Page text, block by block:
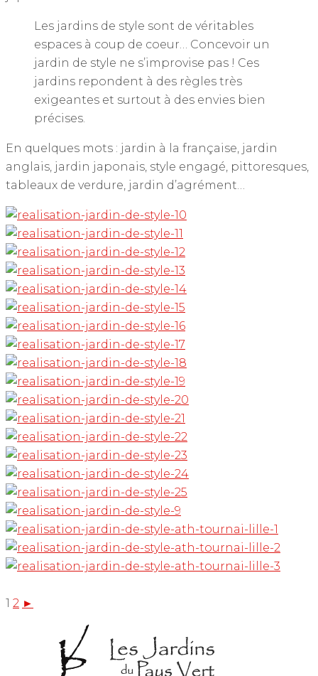
Les jardins de style sont de véritables
espaces à coup de coeur… Concevoir un
jardin de style ne s’improvise pas ! Ces
jardins repondent à des règles très
exigeantes et surtout à des envies bien
précises.
En quelques mots : jardin à la française, jardin
anglais, jardin japonais, style engagé, pittoresques,
tableaux de verdure, jardin d’agrément…
1 2 ►